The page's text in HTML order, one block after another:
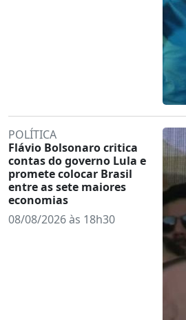
POLÍTICA
Flávio Bolsonaro critica
contas do governo Lula e
promete colocar Brasil
entre as sete maiores
economias
08/08/2026 às 18h30